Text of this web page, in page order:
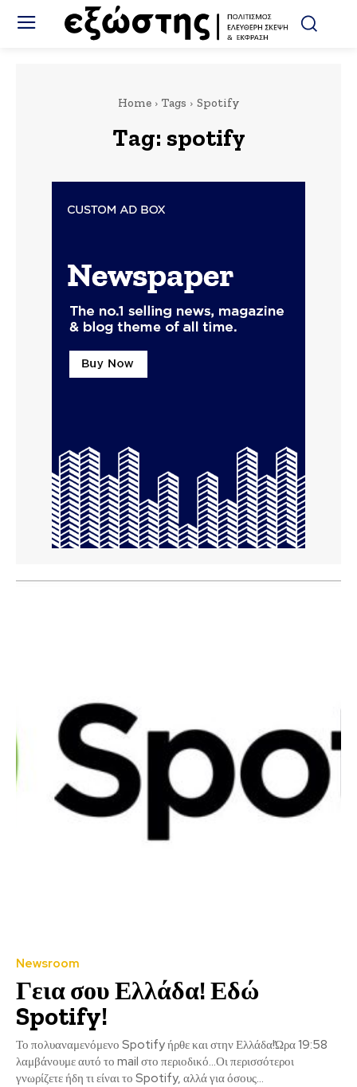
Home Tags Spotify
Tag: spotify
Newsroom
Γεια σου Ελλάδα! Εδώ
Spotify!
Το πολυαναμενόμενο Spotify ήρθε και στην Ελλάδα!Ώρα 19:58
λαμβάνουμε αυτό το mail στο περιοδικό...Οι περισσότεροι
γνωρίζετε ήδη τι είναι το Spotify, αλλά για όσους...